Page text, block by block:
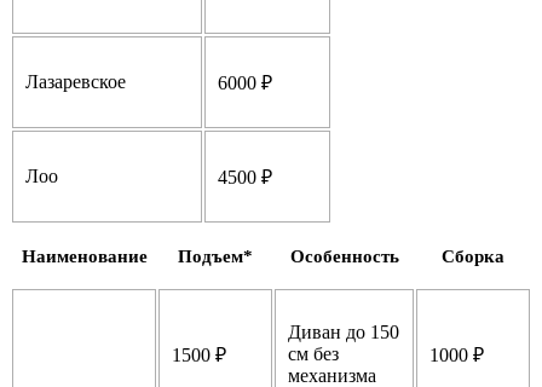
Лазаревское 6000 ₽
Лоо 4500 ₽
Наименование Подъем* Особенность Сборка
1500 ₽
Диван до 150
см без
механизма
1000 ₽